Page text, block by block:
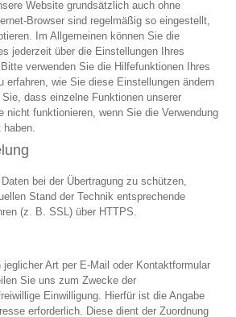
Website grundsätzlich auch ohne
Browser sind regelmäßig so eingestellt,
Im Allgemeinen können Sie die
jederzeit über die Einstellungen Ihres
verwenden Sie die Hilfefunktionen Ihres
erfahren, wie Sie diese Einstellungen ändern
dass einzelne Funktionen unserer
nicht funktionieren, wenn Sie die Verwendung
haben.
bei der Übertragung zu schützen,
Stand der Technik entsprechende
(z. B. SSL) über HTTPS.
Art per E-Mail oder Kontaktformular
Sie uns zum Zwecke der
Einwilligung. Hierfür ist die Angabe
erforderlich. Diese dient der Zuordnung